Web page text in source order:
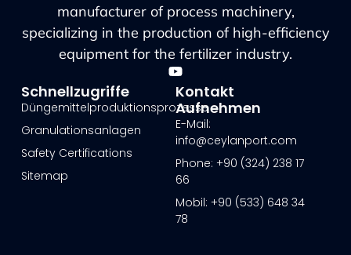
manufacturer of process machinery,
specializing in the production of high-efficiency
equipment for the fertilizer industry.
Schnellzugriffe
Düngemittelproduktionsprozesse
Granulationsanlagen
Safety Certifications
Sitemap
Kontakt
Aufnehmen
E-Mail:
info@ceylanport.com
Phone: +90 (324) 238 17
66
Mobil: +90 (533) 648 34
78